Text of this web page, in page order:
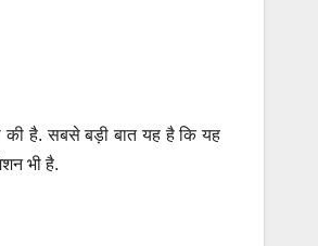
की है. सबसे बड़ी बात यह है कि यह
भी है.